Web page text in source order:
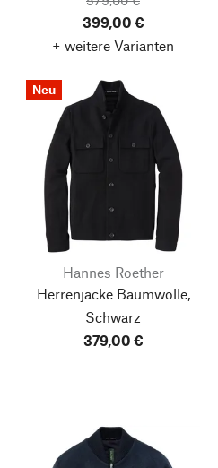
399,00 €
+ weitere Varianten
Neu
Hannes Roether
Herrenjacke Baumwolle,
Schwarz
379,00 €